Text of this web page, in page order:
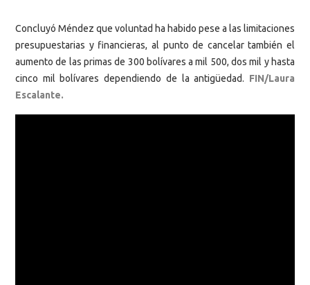
Concluyó Méndez que voluntad ha habido pese a las limitaciones
presupuestarias y financieras, al punto de cancelar también el
aumento de las primas de 300 bolívares a mil 500, dos mil y hasta
cinco mil bolívares dependiendo de la antigüedad. FIN/Laura
Escalante.